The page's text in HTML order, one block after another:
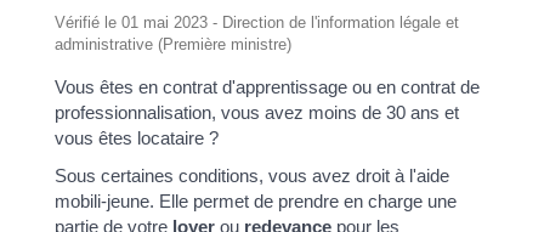
Vérifié le 01 mai 2023 - Direction de l'information légale et
administrative (Première ministre)
Vous êtes en contrat d'apprentissage ou en contrat de
professionnalisation, vous avez moins de 30 ans et
vous êtes locataire ?
Sous certaines conditions, vous avez droit à l'aide
mobili-jeune. Elle permet de prendre en charge une
partie de votre loyerou redevancepour les